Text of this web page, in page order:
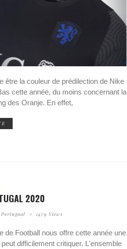
être la couleur de prédilection de Nike
cette année, du moins concernant la
des Oranje. En effet,
2020
Portugaal 1479 Views
de Football nous offre cette année une
difficilement critiquer. L'ensemble